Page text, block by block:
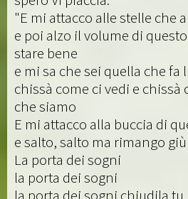
"E mi attacco alle stelle che
e poi alzo il volume di
stare bene
e mi sa che sei quella che fa
chissà come ci vedi e
che siamo
E mi attacco alla buccia di
e salto, salto ma rimango giù
La porta dei sogni
la porta dei sogni